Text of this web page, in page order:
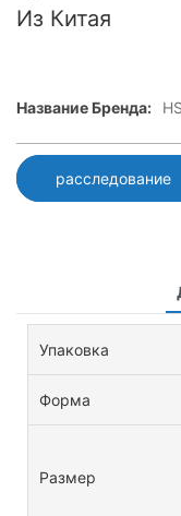
Из Китая
Название Бренда:
расследование
Упаковка
Форма
Размер